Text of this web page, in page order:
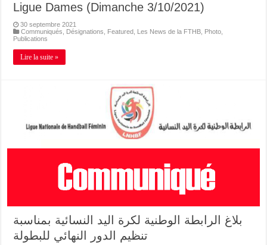
Ligue Dames (Dimanche 3/10/2021)
30 septembre 2021
Communiqués
Désignations Featured Les News de la FTHB Photo
Publications
Lire la suite »
بلاغ الرابطة الوطنية لكرة اليد النسائية بمناسبة
تنظيم الدور النهائي للبطولة